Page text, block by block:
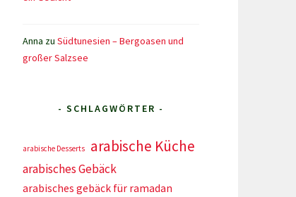
Anna zu Südtunesien – Bergoasen und
großer Salzsee
- SCHLAGWÖRTER -
arabische Desserts arabische Küche
arabisches Gebäck
arabisches gebäck für ramadan